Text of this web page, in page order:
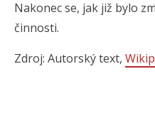
Nakonec se, jak již bylo
činnosti.
Zdroj: Autorský text,